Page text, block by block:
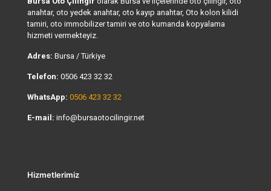
anahtar, oto yedek anahtar, oto kayıp anahtar, Oto kolon kilidi
tamiri, oto immobilizer tamiri ve oto kumanda kopyalama
hizmeti vermekteyiz.
Adres: Bursa / Türkiye
Telefon: 0506 423 32 32
WhatsApp: 0506 423 32 32
E-mail: info@bursaotocilingir.net
Hizmetlerimiz